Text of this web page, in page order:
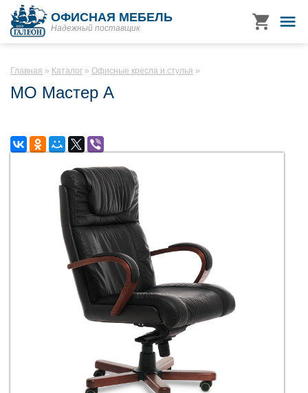
ОФИСНАЯ МЕБЕЛЬ
Надежный поставщик
Главная Каталог Офисные кресла и стулья
МО Мастер А